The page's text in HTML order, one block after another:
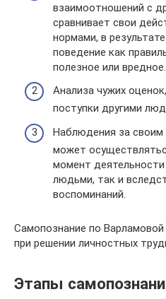
взаимоотношений с
сравнивает свои
нормами, в
поведение как
полезное или вредное.
Анализа чужих
поступки другими
Наблюдения за своим
может
момент
людьми, так и
воспоминаний.
Самопознание по
при решении личностных
Этапы